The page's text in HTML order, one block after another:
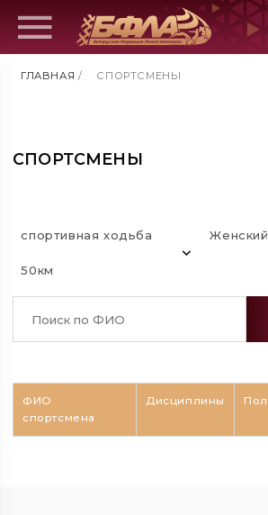
ГЛАВНАЯ / СПОРТСМЕНЫ
СПОРТСМЕНЫ
спортивная ходьба
50км
Женский
ФИО
спортсмена
Дисциплины Пол